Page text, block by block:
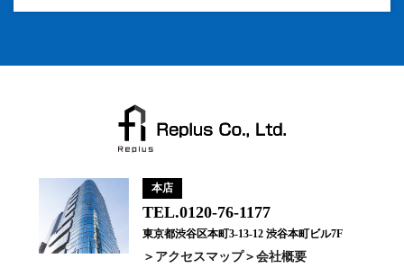
本店
TEL.0120-76-1177
東京都渋谷区本町3-13-12 渋谷本町ビル7F
アクセスマップ 会社概要